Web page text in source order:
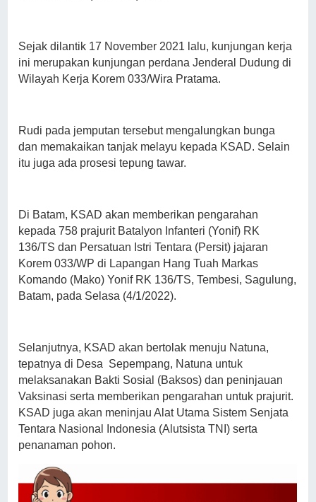
Sejak dilantik 17 November 2021 lalu, kunjungan kerja
ini merupakan kunjungan perdana Jenderal Dudung di
Wilayah Kerja Korem 033/Wira Pratama.
Rudi pada jemputan tersebut mengalungkan bunga
dan memakaikan tanjak melayu kepada KSAD. Selain
itu juga ada prosesi tepung tawar.
Di Batam, KSAD akan memberikan pengarahan
kepada 758 prajurit Batalyon Infanteri (Yonif) RK
136/TS dan Persatuan Istri Tentara (Persit) jajaran
Korem 033/WP di Lapangan Hang Tuah Markas
Komando (Mako) Yonif RK 136/TS, Tembesi, Sagulung,
Batam, pada Selasa (4/1/2022).
Selanjutnya, KSAD akan bertolak menuju Natuna,
tepatnya di Desa Sepempang, Natuna untuk
melaksanakan Bakti Sosial (Baksos) dan peninjauan
Vaksinasi serta memberikan pengarahan untuk prajurit.
KSAD juga akan meninjau Alat Utama Sistem Senjata
Tentara Nasional Indonesia (Alutsista TNI) serta
penanaman pohon.